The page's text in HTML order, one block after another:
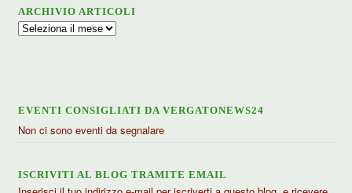
ARCHIVIO ARTICOLI
Archivio
EVENTI CONSIGLIATI DA VERGATONEWS24
Non ci sono eventi da segnalare
ISCRIVITI AL BLOG TRAMITE EMAIL